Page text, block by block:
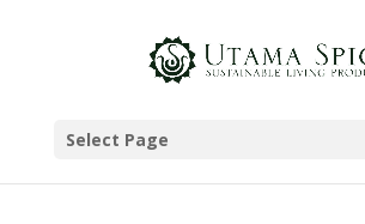
Select Page